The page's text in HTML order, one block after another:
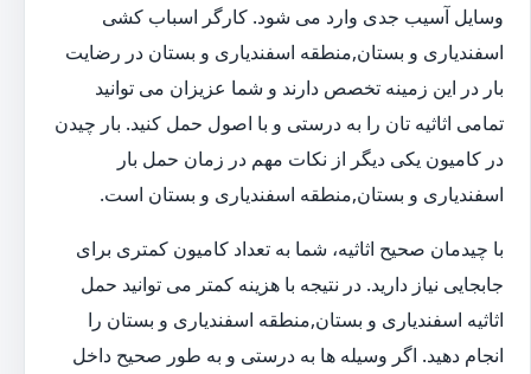
وسایل آسیب جدی وارد می شود. کارگر اسباب کشی
اسفندیاری و بستان,منطقه اسفندیاری و بستان در رضایت
بار در این زمینه تخصص دارند و شما عزیزان می توانید
تمامی اثاثیه تان را به درستی و با اصول حمل کنید. بار چیدن
در کامیون یکی دیگر از نکات مهم در زمان حمل بار
اسفندیاری و بستان,منطقه اسفندیاری و بستان است.
با چیدمان صحیح اثاثیه، شما به تعداد کامیون کمتری برای
جابجایی نیاز دارید. در نتیجه با هزینه کمتر می توانید حمل
اثاثیه اسفندیاری و بستان,منطقه اسفندیاری و بستان را
انجام دهید. اگر وسیله ها به درستی و به طور صحیح داخل